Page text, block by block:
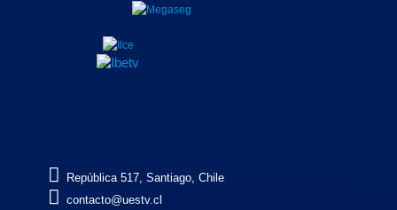
 República 517, Santiago, Chile
 contacto@uestv.cl